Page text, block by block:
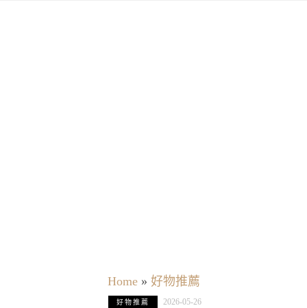
Home» 好物推薦
好物推薦 2026-05-26